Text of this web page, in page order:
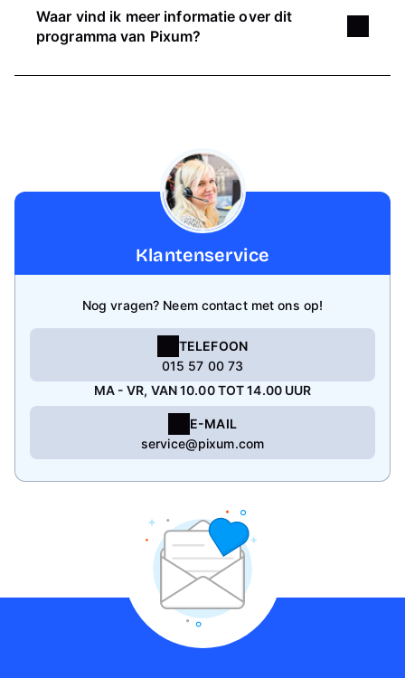
kortingscodes.
Waar vind ik meer informatie over dit
programma van Pixum?
Meer informatie over het programma kun je
Klantenservice
Nog vragen? Neem contact met ons op!
TELEFOON
015 57 00 73
MA - VR, VAN 10.00 TOT 14.00 UUR
E-MAIL
service@pixum.com